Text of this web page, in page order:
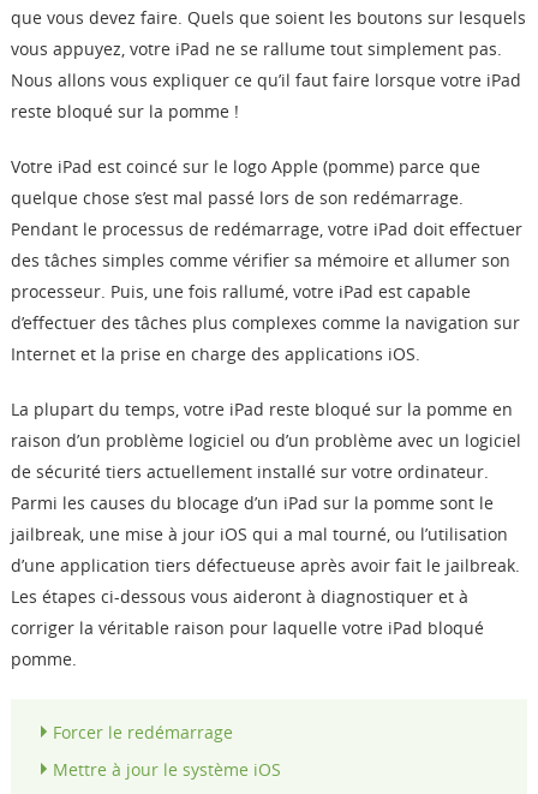
Support
Langue
que vous devez faire. Quels que soient les boutons sur lesquels
vous appuyez, votre iPad ne se rallume tout simplement pas.
Nous allons vous expliquer ce qu’il faut faire lorsque votre iPad
reste bloqué sur la pomme !
Votre iPad est coincé sur le logo Apple (pomme) parce que
quelque chose s’est mal passé lors de son redémarrage.
Pendant le processus de redémarrage, votre iPad doit effectuer
des tâches simples comme vérifier sa mémoire et allumer son
processeur. Puis, une fois rallumé, votre iPad est capable
d’effectuer des tâches plus complexes comme la navigation sur
Internet et la prise en charge des applications iOS.
La plupart du temps, votre iPad reste bloqué sur la pomme en
raison d’un problème logiciel ou d’un problème avec un logiciel
de sécurité tiers actuellement installé sur votre ordinateur.
Parmi les causes du blocage d’un iPad sur la pomme sont le
jailbreak, une mise à jour iOS qui a mal tourné, ou l’utilisation
d’une application tiers défectueuse après avoir fait le jailbreak.
Les étapes ci-dessous vous aideront à diagnostiquer et à
corriger la véritable raison pour laquelle votre iPad bloqué
pomme.
Forcer le redémarrage
Mettre à jour le système iOS